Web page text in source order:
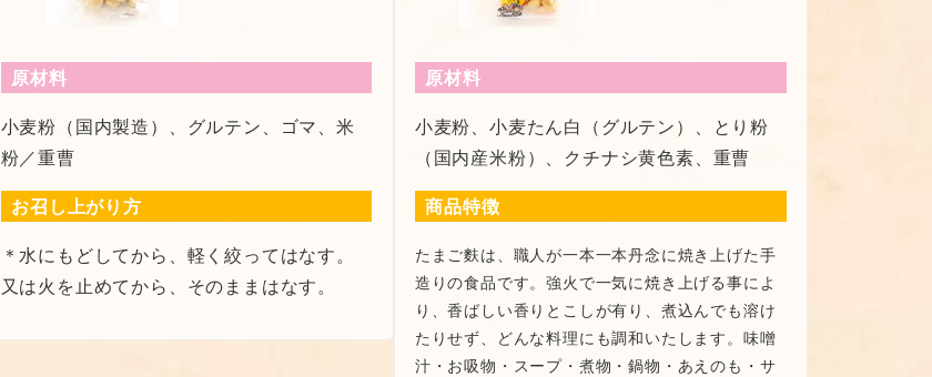
原材料
小麦粉（国内製造）、グルテン、ゴマ、米
粉／重曹
お召し上がり方
＊水にもどしてから、軽く絞ってはなす。
又は火を止めてから、そのままはなす。
原材料
小麦粉、小麦たん白（グルテン）、とり粉
（国内産米粉）、クチナシ黄色素、重曹
商品特徴
たまご麩は、職人が一本一本丹念に焼き上げた手
造りの食品です。強火で一気に焼き上げる事によ
り、香ばしい香りとこしが有り、煮込んでも溶け
たりせず、どんな料理にも調和いたします。味噌
汁・お吸物・スープ・煮物・鍋物・あえのも・サ